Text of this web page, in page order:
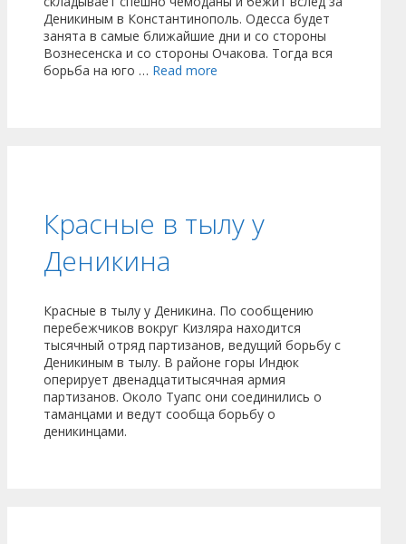
Деникиным в Константинополь. Одесса будет
занята в самые ближайшие дни и со стороны
Вознесенска и со стороны Очакова. Тогда вся
борьба на юго … Read more
Красные в тылу у
Деникина
Красные в тылу у Деникина. По сообщению
перебежчиков вокруг Кизляра находится
тысячный отряд партизанов, ведущий борьбу с
Деникиным в тылу. В районе горы Индюк
оперирует двенадцатитысячная армия
партизанов. Около Туапс они соединились о
таманцами и ведут сообща борьбу о
деникинцами.